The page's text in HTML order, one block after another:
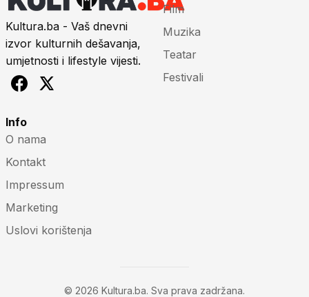
Kultura.ba - Vaš dnevni
izvor kulturnih dešavanja,
umjetnosti i lifestyle vijesti.
Film
Muzika
Teatar
Festivali
Info
O nama
Kontakt
Impressum
Marketing
Uslovi korištenja
© 2026 Kultura.ba. Sva prava zadržana.